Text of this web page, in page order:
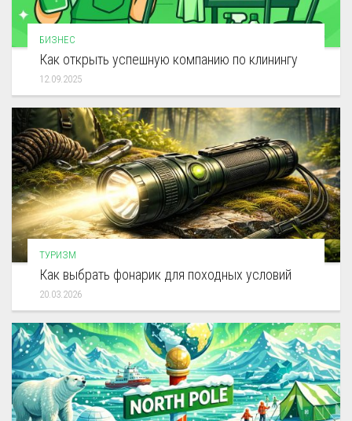
БИЗНЕС
Как открыть успешную компанию по клинингу
12.09.2025
ТУРИЗМ
Как выбрать фонарик для походных условий
20.03.2026